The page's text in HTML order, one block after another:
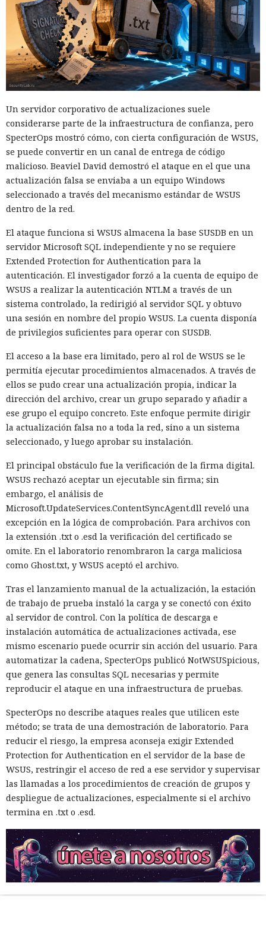
Un servidor corporativo de actualizaciones suele
considerarse parte de la infraestructura de confianza, pero
SpecterOps mostró cómo, con cierta configuración de WSUS,
se puede convertir en un canal de entrega de código
malicioso. Beaviel David demostró el ataque en el que una
actualización falsa se enviaba a un equipo Windows
seleccionado a través del mecanismo estándar de WSUS
dentro de la red.
El ataque funciona si WSUS almacena la base SUSDB en un
servidor Microsoft SQL independiente y no se requiere
Extended Protection for Authentication para la
autenticación. El investigador forzó a la cuenta de equipo de
WSUS a realizar la autenticación NTLM a través de un
sistema controlado, la redirigió al servidor SQL y obtuvo
una sesión en nombre del propio WSUS. La cuenta disponía
de privilegios suficientes para operar con SUSDB.
El acceso a la base era limitado, pero al rol de WSUS se le
permitía ejecutar procedimientos almacenados. A través de
ellos se pudo crear una actualización propia, indicar la
dirección del archivo, crear un grupo separado y añadir a
ese grupo el equipo concreto. Este enfoque permite dirigir
la actualización falsa no a toda la red, sino a un sistema
seleccionado, y luego aprobar su instalación.
El principal obstáculo fue la verificación de la firma digital.
WSUS rechazó aceptar un ejecutable sin firma; sin
embargo, el análisis de
Microsoft.UpdateServices.ContentSyncAgent.dll reveló una
excepción en la lógica de comprobación. Para archivos con
la extensión .txt o .esd la verificación del certificado se
omite. En el laboratorio renombraron la carga maliciosa
como Ghost.txt, y WSUS aceptó el archivo.
Tras el lanzamiento manual de la actualización, la estación
de trabajo de prueba instaló la carga y se conectó con éxito
al servidor de control. Con la política de descarga e
instalación automática de actualizaciones activada, ese
mismo escenario puede ocurrir sin acción del usuario. Para
automatizar la cadena, SpecterOps publicó NotWSUSpicious,
que genera las consultas SQL necesarias y permite
reproducir el ataque en una infraestructura de pruebas.
SpecterOps no describe ataques reales que utilicen este
método; se trata de una demostración de laboratorio. Para
reducir el riesgo, la empresa aconseja exigir Extended
Protection for Authentication en el servidor de la base de
WSUS, restringir el acceso de red a ese servidor y supervisar
las llamadas a los procedimientos de creación de grupos y
despliegue de actualizaciones, especialmente si el archivo
termina en .txt o .esd.